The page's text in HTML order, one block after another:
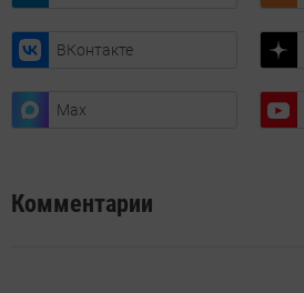
ВКонтакте
Max
Комментарии